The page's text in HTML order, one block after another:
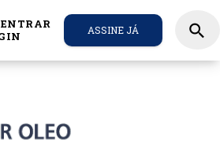
ENTRAR ASSINE JÁ search